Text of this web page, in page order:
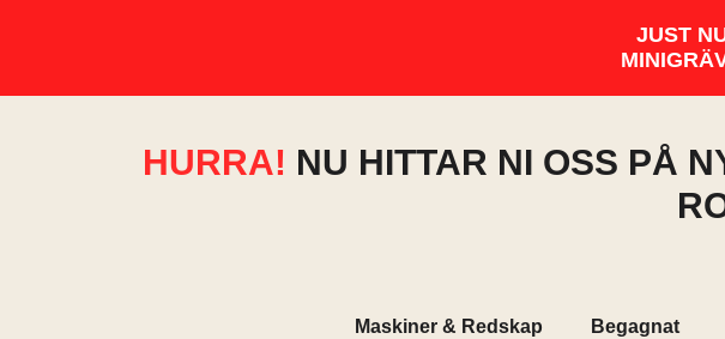
JUST
HURRA! NU HITTAR NI OSS PÅ
Maskiner & Redskap Begagnat